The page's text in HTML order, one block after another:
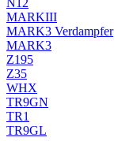
MARKIII
MARK3 Verdampfer
MARK3
Z195
Z35
WHX
TR9GN
TR1
TR9GL